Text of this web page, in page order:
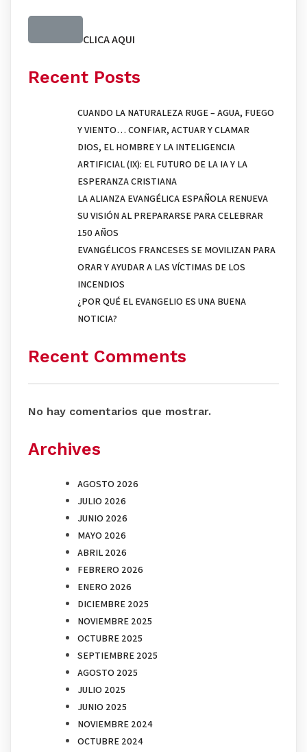
CLICA AQUI
Recent Posts
CUANDO LA NATURALEZA RUGE – AGUA, FUEGO
Y VIENTO… CONFIAR, ACTUAR Y CLAMAR
DIOS, EL HOMBRE Y LA INTELIGENCIA
ARTIFICIAL (IX): EL FUTURO DE LA IA Y LA
ESPERANZA CRISTIANA
LA ALIANZA EVANGÉLICA ESPAÑOLA RENUEVA
SU VISIÓN AL PREPARARSE PARA CELEBRAR
150 AÑOS
EVANGÉLICOS FRANCESES SE MOVILIZAN PARA
ORAR Y AYUDAR A LAS VÍCTIMAS DE LOS
INCENDIOS
¿POR QUÉ EL EVANGELIO ES UNA BUENA
NOTICIA?
Recent Comments
No hay comentarios que mostrar.
Archives
AGOSTO 2026
JULIO 2026
JUNIO 2026
MAYO 2026
ABRIL 2026
FEBRERO 2026
ENERO 2026
DICIEMBRE 2025
NOVIEMBRE 2025
OCTUBRE 2025
SEPTIEMBRE 2025
AGOSTO 2025
JULIO 2025
JUNIO 2025
NOVIEMBRE 2024
OCTUBRE 2024